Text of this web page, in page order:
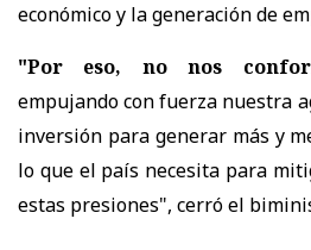
económico y la generación de
"Por eso, no nos
empujando con fuerza nuestra
inversión para generar más y
lo que el país necesita para
estas presiones", cerró el